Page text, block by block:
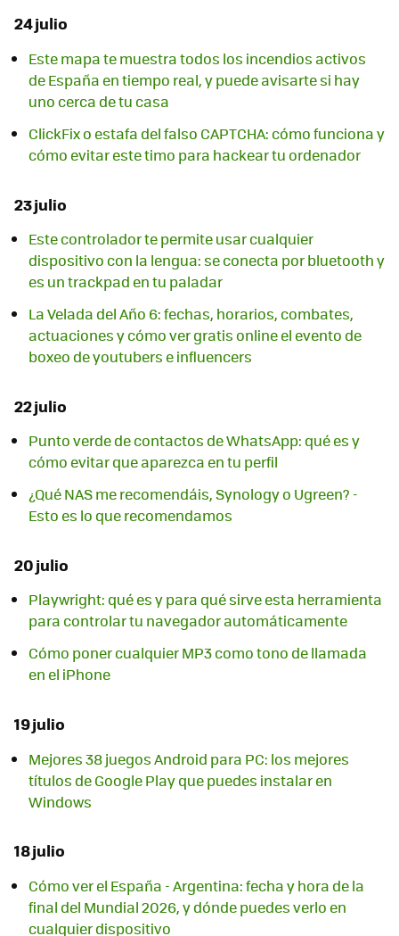
24 julio
Este mapa te muestra todos los incendios activos
de España en tiempo real, y puede avisarte si hay
uno cerca de tu casa
ClickFix o estafa del falso CAPTCHA: cómo funciona y
cómo evitar este timo para hackear tu ordenador
23 julio
Este controlador te permite usar cualquier
dispositivo con la lengua: se conecta por bluetooth y
es un trackpad en tu paladar
La Velada del Año 6: fechas, horarios, combates,
actuaciones y cómo ver gratis online el evento de
boxeo de youtubers e influencers
22 julio
Punto verde de contactos de WhatsApp: qué es y
cómo evitar que aparezca en tu perfil
¿Qué NAS me recomendáis, Synology o Ugreen? -
Esto es lo que recomendamos
20 julio
Playwright: qué es y para qué sirve esta herramienta
para controlar tu navegador automáticamente
Cómo poner cualquier MP3 como tono de llamada
en el iPhone
19 julio
Mejores 38 juegos Android para PC: los mejores
títulos de Google Play que puedes instalar en
Windows
18 julio
Cómo ver el España - Argentina: fecha y hora de la
final del Mundial 2026, y dónde puedes verlo en
cualquier dispositivo